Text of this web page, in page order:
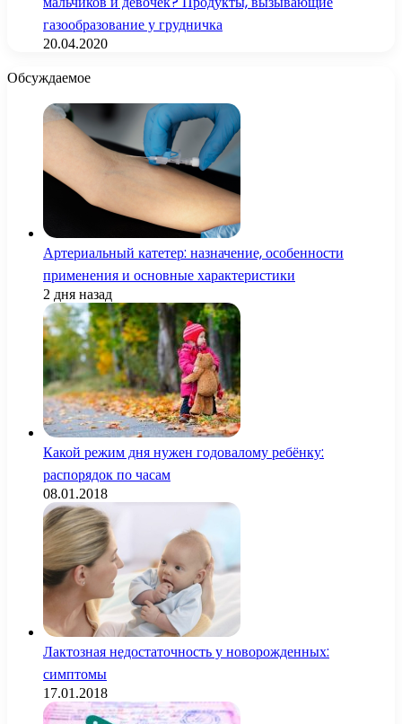
газообразование у грудничка
20.04.2020
Обсуждаемое
Артериальный катетер: назначение, особенности
применения и основные характеристики
2 дня назад
Какой режим дня нужен годовалому ребёнку:
распорядок по часам
08.01.2018
Лактозная недостаточность у новорожденных:
симптомы
17.01.2018